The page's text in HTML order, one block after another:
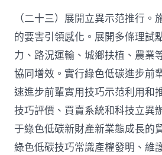
（二十三）展開立異示范推行。
的要害引領感化。展開多條理試
力、路況運輸、城鄉扶植、農業
協同增效。實行綠色低碳進步前
速進步前輩實用技巧示范利用和
技巧評價、買賣系統和科技立異
于綠色低碳新財產新業態成長的
綠色低碳技巧常識產權發明、維